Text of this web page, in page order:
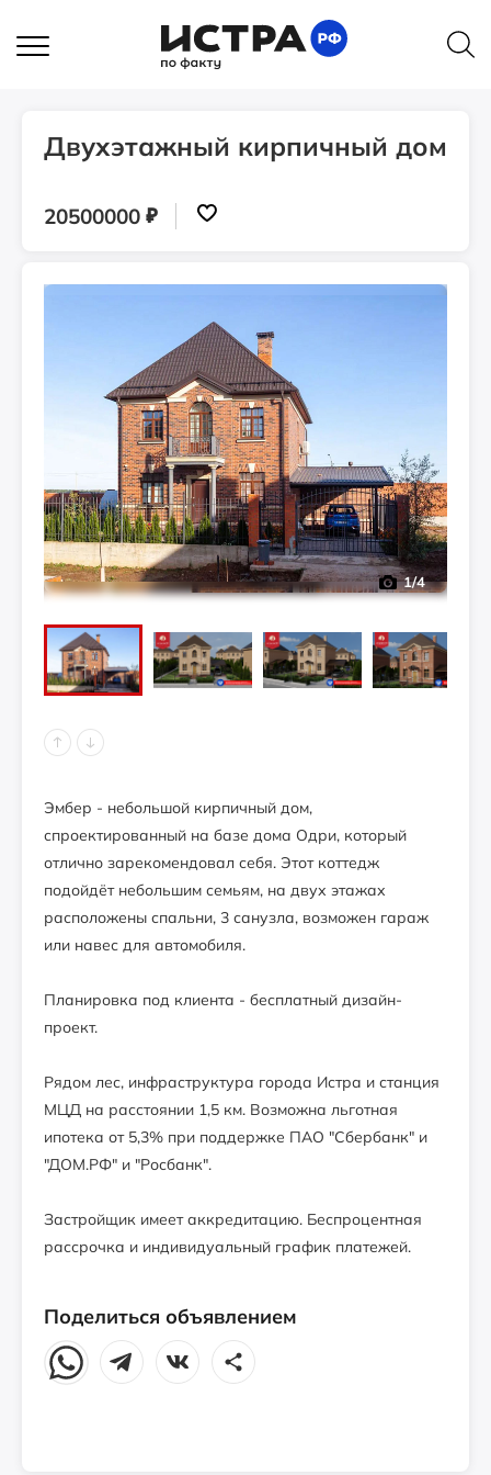
Главная Объявления Двухэтажный кирпичный дом
Объявления
Двухэтажный кирпичный дом
20500000 ₽
1/4
Эмбер - небольшой кирпичный дом,
спроектированный на базе дома Одри, который
отлично зарекомендовал себя. Этот коттедж
подойдёт небольшим семьям, на двух этажах
расположены спальни, 3 санузла, возможен гараж
или навес для автомобиля.
Планировка под клиента - бесплатный дизайн-
проект.
Рядом лес, инфраструктура города Истра и станция
МЦД на расстоянии 1,5 км. Возможна льготная
ипотека от 5,3% при поддержке ПАО "Сбербанк" и
"ДОМ.РФ" и "Росбанк".
Застройщик имеет аккредитацию. Беспроцентная
рассрочка и индивидуальный график платежей.
Поделиться объявлением